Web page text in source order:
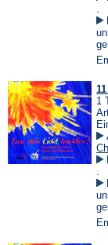
in
Tab)
.
1
in
Tab)
.